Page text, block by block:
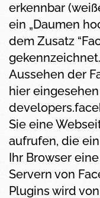
erkennbar
ein „Daumen
dem Zusatz
Aussehen der
hier
Sie eine
aufrufen, die
Ihr Browser
Servern von
Plugins wird